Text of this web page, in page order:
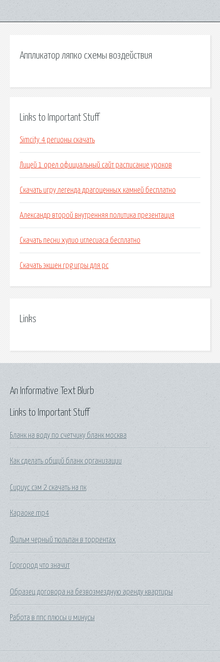
Аппликатор ляпко схемы воздействия
Links to Important Stuff
Simcity 4 регионы скачать
Лицей 1 орел официальный сайт расписание уроков
Скачать игру легенда драгоценных камней бесплатно
Александр второй внутренняя политика презентация
Скачать песни хулио иглесиаса бесплатно
Скачать экшен rpg игры для pc
Links
Links to Important Stuff
Бланк на воду по счетчику бланк москва
Как сделать общий бланк организации
Сириус сэм 2 скачать на пк
Караоке mp4
Фильм черный тюльпан в торрентах
Горгород что значит
Образец договора на безвозмездную аренду квартиры
Работа в ппс плюсы и минусы
An Informative Text Blurb